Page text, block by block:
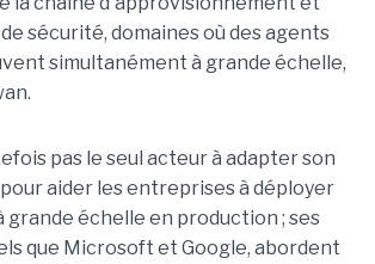
sécurité, domaines où des agents
simultanément à grande échelle,
pas le seul acteur à adapter son
aider les entreprises à déployer
grande échelle en production ; ses
que Microsoft et Google, abordent